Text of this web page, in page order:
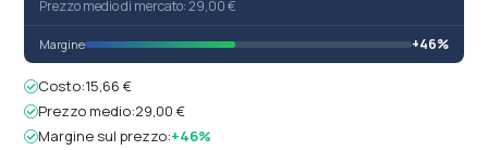
Prezzo medio di mercato: 29,00 €
Margine +46%
Costo:15,66 €
Prezzo medio:29,00 €
Margine sul prezzo:+46%